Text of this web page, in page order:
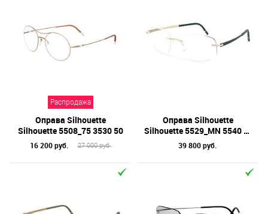
Распродажа
Оправа Silhouette
Silhouette 5508_75 3530 50
16 200 руб. 27 000 руб.
Оправа Silhouette
Silhouette 5529_MN 5540 55
39 800 руб.